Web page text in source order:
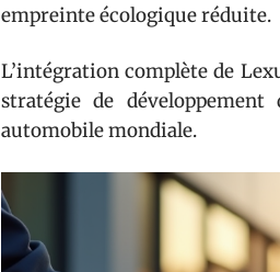
empreinte écologique réduite.
L’intégration complète de
stratégie de
automobile mondiale.